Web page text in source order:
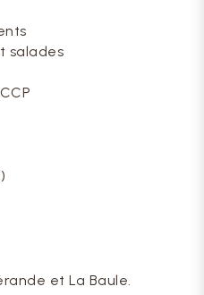
salades
et La Baule.